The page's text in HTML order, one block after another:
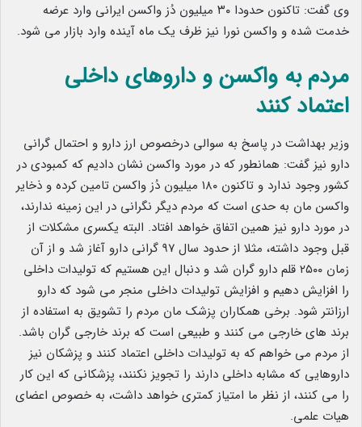
وی گفت: تاکنون حدودا ۳۰ میلیون دُز واکسن ایرانی وارد عرضه
خدمت شده و واکسن نورا نیز ظرف یک ماه آینده وارد بازار می شود.
مردم به واکسن و داروهای داخلی
اعتماد کنند
وزیر بهداشت در پاسخ به سوالی درخصوص ارز دارو و احتمال گرانی
دارو نیز گفت: همانطور که در مورد واکسن نشان دادیم که کمبودی در
کشور وجود ندارد و تاکنون ۱۸۰ میلیون دُز واکسن تامین کرده و ذخایر
واکسن مان به حدی است که مردم دیگر نگرانی در این زمینه ندارند،
در مورد دارو نیز همین اتفاق خواهد افتاد. البته یکسری مشکلات از
قبل وجود داشته، مثلا از حدود سال ۹۷ گرانی دارو آغاز شد و از آن
زمان ۲۵۰۰ قلم دارو گران شد و دنبال این هستیم که تولیدات داخلی
را افزایش دهیم و افزایش تولیدات داخلی منجر می شود که دارو
ارزانتر شود. برخی همکاران پزشک مان مردم را تشویق به استفاده از
برند های خارجی می کنند و طبیعی است که برند خارجی گران باشد.
از مردم می خواهم که به تولیدات داخلی اعتماد کنند و پزشکان نیز
داروهایی که مشابه داخلی دارند را تجویز نکنند، پزشکانی که این کار
را می کنند، از نظر ما امتیاز کمتری خواهد داشت، به خصوص اعضای
هیات علمی.